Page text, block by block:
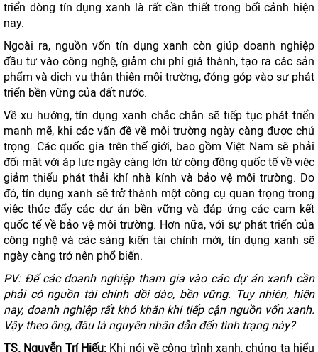
triển dòng tín dụng xanh là rất cần thiết trong bối cảnh hiện
nay.
Ngoài ra, nguồn vốn tín dụng xanh còn giúp doanh nghiệp
đầu tư vào công nghệ, giảm chi phí giá thành, tạo ra các sản
phẩm và dịch vụ thân thiện môi trường, đóng góp vào sự phát
triển bền vững của đất nước.
Về xu hướng, tín dụng xanh chắc chắn sẽ tiếp tục phát triển
mạnh mẽ, khi các vấn đề về môi trường ngày càng được chú
trọng. Các quốc gia trên thế giới, bao gồm Việt Nam sẽ phải
đối mặt với áp lực ngày càng lớn từ cộng đồng quốc tế về việc
giảm thiểu phát thải khí nhà kính và bảo vệ môi trường. Do
đó, tín dụng xanh sẽ trở thành một công cụ quan trọng trong
việc thúc đẩy các dự án bền vững và đáp ứng các cam kết
quốc tế về bảo vệ môi trường. Hơn nữa, với sự phát triển của
công nghệ và các sáng kiến tài chính mới, tín dụng xanh sẽ
ngày càng trở nên phổ biến.
PV: Đểcác doanh nghiệp tham gia vào các dự án xanh cần
phải có nguồn tài chính dồi dào, bền vững. Tuy nhiên, hiện
nay, doanh nghiệp rất khó khăn khi tiếp cận nguồn vốn xanh.
Vậy theo ông, đâu là nguyên nhân dẫn đến tình trạng này?
TS. Nguyễn Trí Hiếu: Khi nói về công trình xanh, chúng ta hiểu